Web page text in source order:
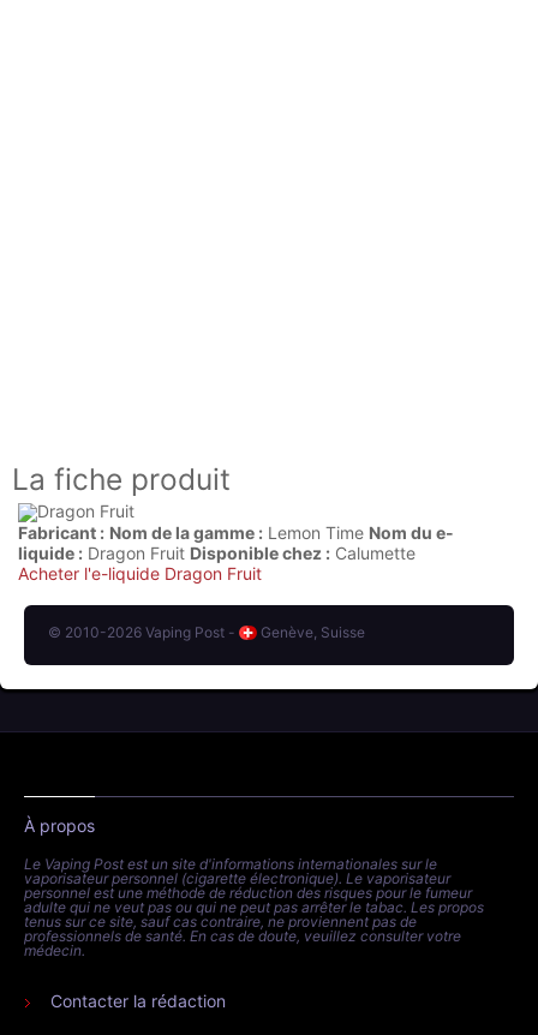
La fiche produit
Fabricant : Nom de la gamme : Lemon Time Nom du e-
liquide : Dragon Fruit Disponible chez : Calumette
Acheter l'e-liquide Dragon Fruit
© 2010-2026 Vaping Post - Genève, Suisse
À propos
Le Vaping Post est un site d'informations internationales sur le
vaporisateur personnel (cigarette électronique). Le vaporisateur
personnel est une méthode de réduction des risques pour le fumeur
adulte qui ne veut pas ou qui ne peut pas arrêter le tabac. Les propos
tenus sur ce site, sauf cas contraire, ne proviennent pas de
professionnels de santé. En cas de doute, veuillez consulter votre
médecin.
Contacter la rédaction